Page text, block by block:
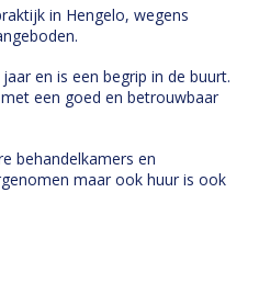
in Hengelo, wegens
en is een begrip in de buurt.
een goed en betrouwbaar
behandelkamers en
maar ook huur is ook